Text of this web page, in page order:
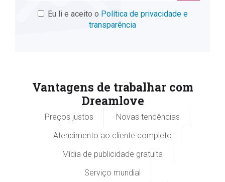
Eu li e aceito o Política de privacidade e
transparência
Vantagens de trabalhar com
Dreamlove
Preços justos
Novas tendências
Atendimento ao cliente completo
Mídia de publicidade gratuita
Serviço mundial